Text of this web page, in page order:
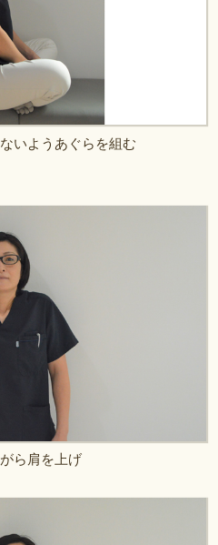
いようあぐらを組む
ら肩を上げ